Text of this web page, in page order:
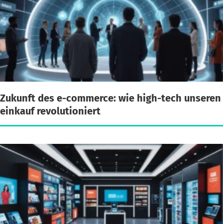
Zukunft des e-commerce: wie high-tech unseren
einkauf revolutioniert